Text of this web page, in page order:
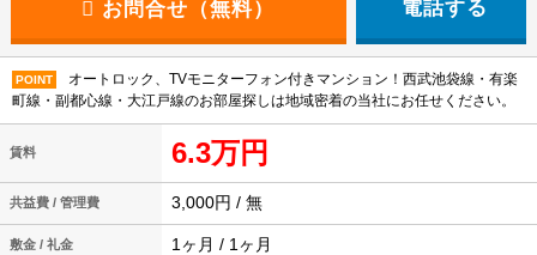
電話する
POINT
オートロック、TVモニターフォン付きマンション！西武池袋線・有楽
町線・副都心線・大江戸線のお部屋探しは地域密着の当社にお任せください。
賃料 6.3万円
共益費 / 管理費 3,000円 / 無
敷金 / 礼金 1ヶ月 / 1ヶ月